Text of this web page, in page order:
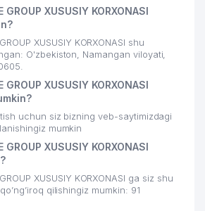
GROUP XUSUSIY KORXONASI
XUSUSIY KORXONASI shu
O'zbekiston, Namangan viloyati,
GROUP XUSUSIY KORXONASI
uchun siz bizning veb-saytimizdagi
mumkin
GROUP XUSUSIY KORXONASI
XUSUSIY KORXONASI ga siz shu
qilishingiz mumkin: 91